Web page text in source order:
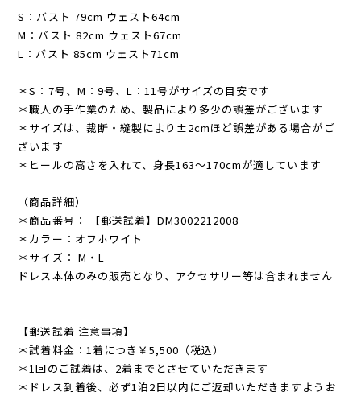
S：バスト 79cm ウェスト64cm
M：バスト 82cm ウェスト67cm
L：バスト 85cm ウェスト71cm
＊S：7号、M：9号、L：11号がサイズの目安です
＊職人の手作業のため、製品により多少の誤差がございます
＊サイズは、裁断・縫製により±2cmほど誤差がある場合がご
ざいます
＊ヒールの高さを入れて、身長163〜170cmが適しています
（商品詳細）
＊商品番号： 【郵送試着】DM3002212008
＊カラー：オフホワイト
＊サイズ： M・L
ドレス本体のみの販売となり、アクセサリー等は含まれません
【郵送試着 注意事項】
＊試着料金：1着につき￥5,500（税込）
＊1回のご試着は、2着までとさせていただきます
＊ドレス到着後、必ず1泊2日以内にご返却いただきますようお